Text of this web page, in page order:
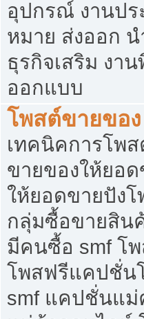
อุปกรณ์ งานป
หมาย ส่งออก น
ธุรกิจเสริม งา
ออกแบบ
โพสต์ขายของ
เทคนิคการโพ
ขายของให้ยอ
ให้ยอดขายปัง
กลุ่มซื้อขายสิน
มีคนซื้อ smf โ
โพสฟรีแคปชั่น
smf แคปชั่นแ